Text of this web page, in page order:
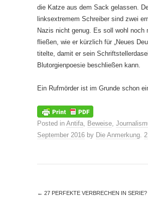
die Katze aus dem Sack gelassen.
linksextremem Schreiber sind zwei
Nazis nicht genug. Es soll wohl noch
fließen, wie er kürzlich für „Neues
titelte, damit er sein
Blutorgienpoesie be­schließen kann.
Ein Rufmörder ist im Grunde schon
Posted in Antifa, Beweise,
September 2016 by Die Anmerkung.
← 27 PERFEKTE VERBRECHEN IN SERIE?